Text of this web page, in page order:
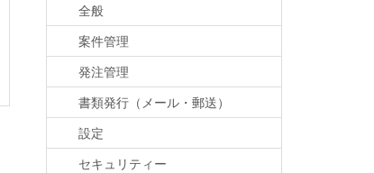
全般
案件管理
発注管理
書類発行（メール・郵送）
設定
セキュリティー